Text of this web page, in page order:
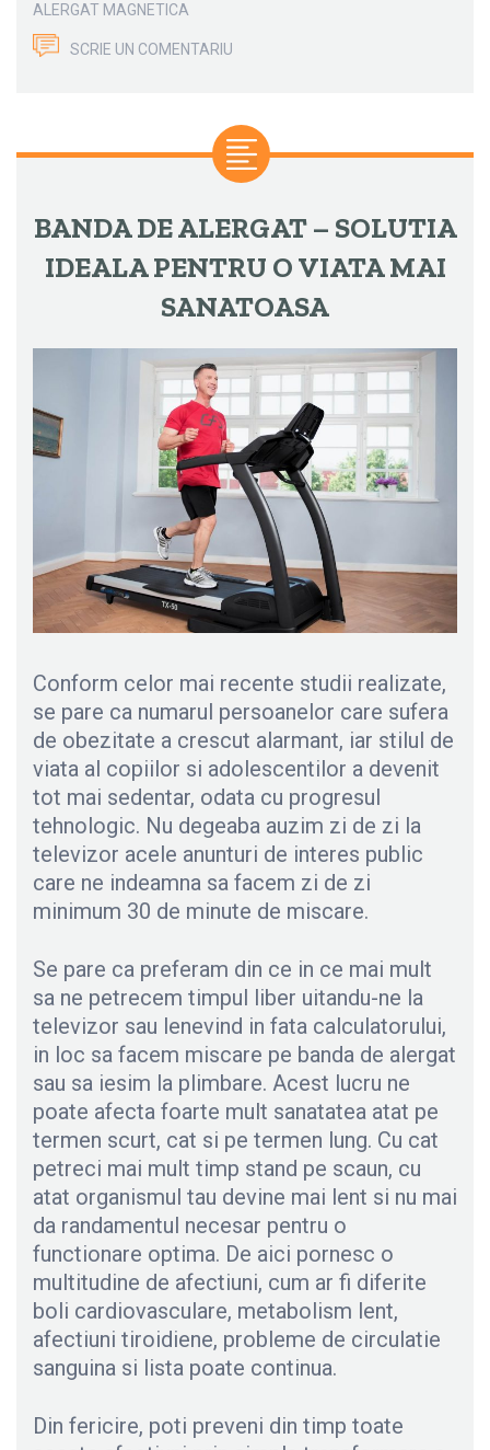
ALERGAT MAGNETICA
SCRIE UN COMENTARIU
BANDA DE ALERGAT – SOLUTIA
IDEALA PENTRU O VIATA MAI
SANATOASA
Conform celor mai recente studii realizate,
se pare ca numarul persoanelor care sufera
de obezitate a crescut alarmant, iar stilul de
viata al copiilor si adolescentilor a devenit
tot mai sedentar, odata cu progresul
tehnologic. Nu degeaba auzim zi de zi la
televizor acele anunturi de interes public
care ne indeamna sa facem zi de zi
minimum 30 de minute de miscare.
Se pare ca preferam din ce in ce mai mult
sa ne petrecem timpul liber uitandu-ne la
televizor sau lenevind in fata calculatorului,
in loc sa facem miscare pe banda de alergat
sau sa iesim la plimbare. Acest lucru ne
poate afecta foarte mult sanatatea atat pe
termen scurt, cat si pe termen lung. Cu cat
petreci mai mult timp stand pe scaun, cu
atat organismul tau devine mai lent si nu mai
da randamentul necesar pentru o
functionare optima. De aici pornesc o
multitudine de afectiuni, cum ar fi diferite
boli cardiovasculare, metabolism lent,
afectiuni tiroidiene, probleme de circulatie
sanguina si lista poate continua.
Din fericire, poti preveni din timp toate